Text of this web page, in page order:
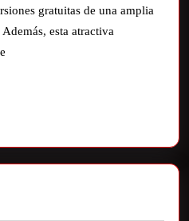
gratuitas de una amplia
esta atractiva